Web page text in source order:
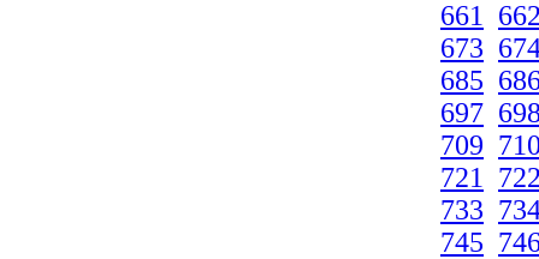
661
673
685
697
709
721
733
745